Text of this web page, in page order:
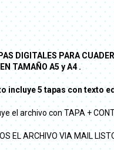
DIGITALES PARA
TAMAÑO A5 y A4 .
incluye 5 tapas con texto
el archivo con TAPA +
EL ARCHIVO VIA MAIL